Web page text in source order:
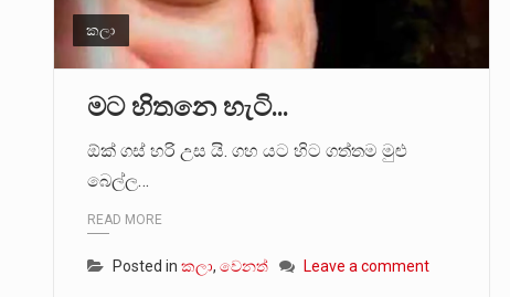
හිටපු පොලිස්පති පූජිත් ජයසුන්දරට
පසුගිය මැයි මස 31 දිනෙන් අවසන්
මේ, දන්නා හඳුනන ලියන්නකුගේ
වත්මන් ආණ්ඩුවේ ප්‍රධාන
කලා
මට හිතනෙ හැටි…
ඕක් ගස් හරි උස යි. ගහ යට හිට ගත්තම මුළු
බෙල්ල…
READ MORE
Posted in කලා, වෙනත් Leave a comment